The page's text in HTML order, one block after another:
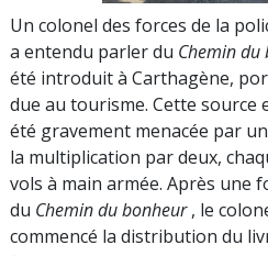
Un colonel des forces de la
a entendu parler du Chemin du
été introduit à Carthagène,
due au tourisme. Cette source
été gravement menacée par
la multiplication par deux,
vols à main armée. Après une
du Chemin du bonheur, le
commencé la distribution du